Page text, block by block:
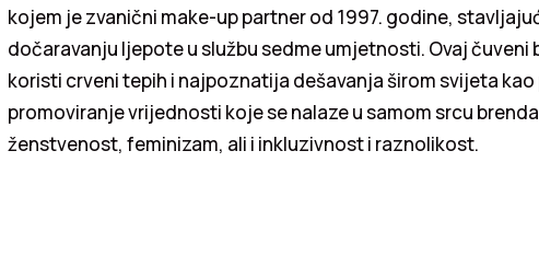
kojem je zvanični make-up partner od 1997. godine,
dočaravanju ljepote u službu sedme umjetnosti. Ovaj čuveni
koristi crveni tepih i najpoznatija dešavanja širom svijeta
promoviranje vrijednosti koje se nalaze u samom srcu
ženstvenost, feminizam, ali i inkluzivnost i raznolikost.